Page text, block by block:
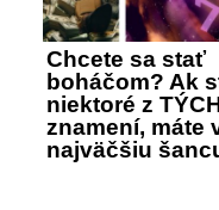
Chcete sa stať
boháčom? Ak
niektoré z
znamení, máte
najväčšiu